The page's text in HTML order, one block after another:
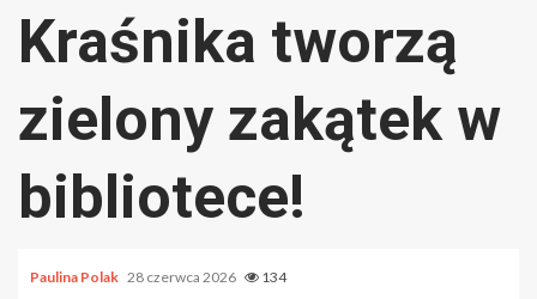
Kraśnika tworzą
zielony zakątek w
bibliotece!
Paulina Polak 28 czerwca 2026 134